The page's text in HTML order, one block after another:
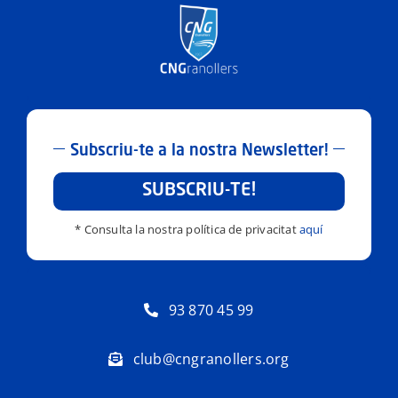
Subscriu-te a la nostra Newsletter!
SUBSCRIU-TE!
* Consulta la nostra política de privacitataquí
93 870 45 99
club@cngranollers.org